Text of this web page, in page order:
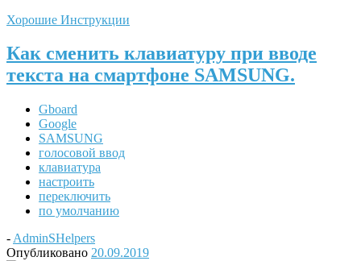
Хорошие Инструкции
Как сменить клавиатуру при вводе
текста на смартфоне SAMSUNG.
Gboard
Google
SAMSUNG
голосовой ввод
клавиатура
настроить
переключить
по умолчанию
- AdminSHelpers
Опубликовано 20.09.2019